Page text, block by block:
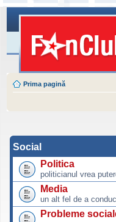
Prima pagină
Social
Politica
politicianul vrea
Media
un alt fel de a
Probleme